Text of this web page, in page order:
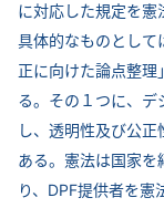
に対応した規定を憲
具体的なものとし
正に向けた論点整
る。その１つに、デ
し、透明性及び公
ある。憲法は国家を
り、DPF提供者を憲